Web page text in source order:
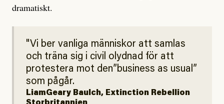
dramatiskt.
Vi ber vanliga människor att samlas
och träna sig i civil olydnad för att
protestera mot den”business as usual”
som pågår.
LiamGeary Baulch, Extinction Rebellion